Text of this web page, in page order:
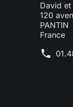
David
120
PANTIN
France
phone